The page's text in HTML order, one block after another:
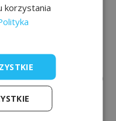
korzystania